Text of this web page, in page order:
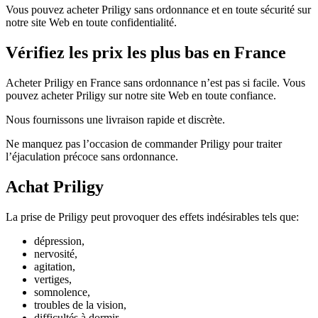
Vous pouvez acheter Priligy sans ordonnance et en toute sécurité sur
notre site Web en toute confidentialité.
Vérifiez les prix les plus bas en France
Acheter Priligy en France sans ordonnance n’est pas si facile. Vous
pouvez acheter Priligy sur notre site Web en toute confiance.
Nous fournissons une livraison rapide et discrète.
Ne manquez pas l’occasion de commander Priligy pour traiter
l’éjaculation précoce sans ordonnance.
Achat Priligy
La prise de Priligy peut provoquer des effets indésirables tels que:
dépression,
nervosité,
agitation,
vertiges,
somnolence,
troubles de la vision,